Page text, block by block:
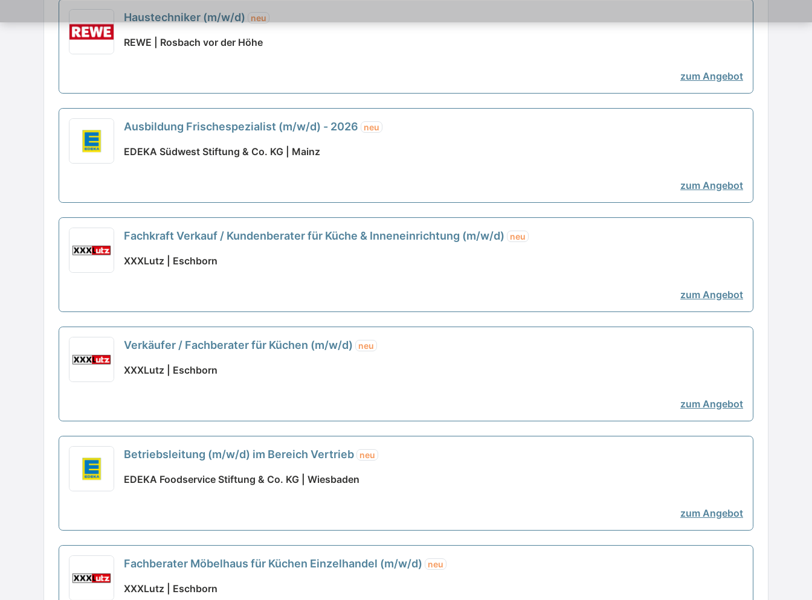
Haustechniker (m/w/d) neu
REWE | Rosbach vor der Höhe
zum Angebot
Ausbildung Frischespezialist (m/w/d) - 2026 neu
EDEKA Südwest Stiftung & Co. KG | Mainz
zum Angebot
Fachkraft Verkauf / Kundenberater für Küche & Inneneinrichtung (m/w/d) neu
XXXLutz | Eschborn
zum Angebot
Verkäufer / Fachberater für Küchen (m/w/d) neu
XXXLutz | Eschborn
zum Angebot
Betriebsleitung (m/w/d) im Bereich Vertrieb neu
EDEKA Foodservice Stiftung & Co. KG | Wiesbaden
zum Angebot
Fachberater Möbelhaus für Küchen Einzelhandel (m/w/d) neu
XXXLutz | Eschborn